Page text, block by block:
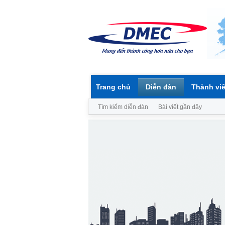
Trang chủ Diễn đàn
Tìm kiếm diễn đàn Bài viết gần đây
Thành